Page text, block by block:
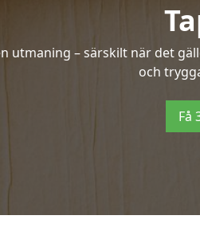
utmaning – särskilt när det
och
Få